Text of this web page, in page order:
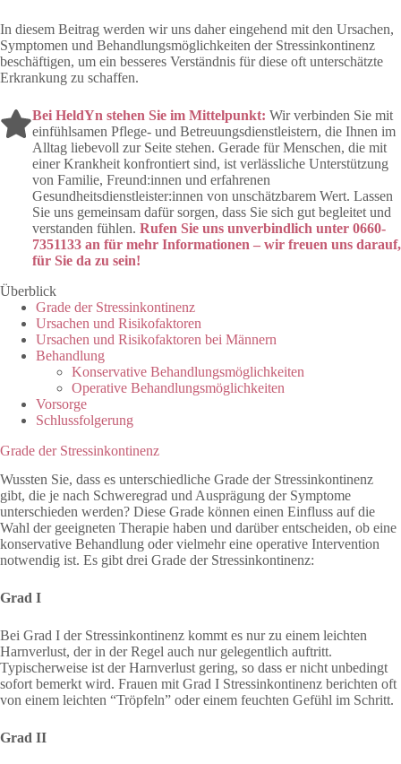
In diesem Beitrag werden wir uns daher eingehend mit den Ursachen,
Symptomen und Behandlungsmöglichkeiten der Stressinkontinenz
beschäftigen, um ein besseres Verständnis für diese oft unterschätzte
Erkrankung zu schaffen.
Bei HeldYn stehen Sie im Mittelpunkt: Wir verbinden Sie mit
einfühlsamen Pflege- und Betreuungsdienstleistern, die Ihnen im
Alltag liebevoll zur Seite stehen. Gerade für Menschen, die mit
einer Krankheit konfrontiert sind, ist verlässliche Unterstützung
von Familie, Freund:innen und erfahrenen
Gesundheitsdienstleister:innen von unschätzbarem Wert. Lassen
Sie uns gemeinsam dafür sorgen, dass Sie sich gut begleitet und
verstanden fühlen. Rufen Sie uns unverbindlich unter 0660-
7351133 an für mehr Informationen – wir freuen uns darauf,
für Sie da zu sein!
Überblick
Grade der Stressinkontinenz
Ursachen und Risikofaktoren
Ursachen und Risikofaktoren bei Männern
Behandlung
Konservative Behandlungsmöglichkeiten
Operative Behandlungsmöglichkeiten
Vorsorge
Schlussfolgerung
Grade der Stressinkontinenz
Wussten Sie, dass es unterschiedliche Grade der Stressinkontinenz
gibt, die je nach Schweregrad und Ausprägung der Symptome
unterschieden werden? Diese Grade können einen Einfluss auf die
Wahl der geeigneten Therapie haben und darüber entscheiden, ob eine
konservative Behandlung oder vielmehr eine operative Intervention
notwendig ist. Es gibt drei Grade der Stressinkontinenz:
Grad I
Bei Grad I der Stressinkontinenz kommt es nur zu einem leichten
Harnverlust, der in der Regel auch nur gelegentlich auftritt.
Typischerweise ist der Harnverlust gering, so dass er nicht unbedingt
sofort bemerkt wird. Frauen mit Grad I Stressinkontinenz berichten oft
von einem leichten “Tröpfeln” oder einem feuchten Gefühl im Schritt.
Grad II